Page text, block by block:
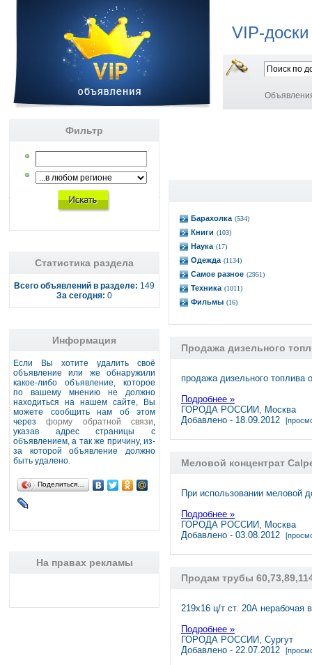
VIP-
Фильтр
Статистика раздела
Всего объявлений в разделе: 149
За сегодня: 0
Информация
Если Вы хотите удалить своё
объявление или же обнаружили
какое-либо объявление, которое
по вашему мнению не должно
находиться на нашем сайте, Вы
можете сообщить нам об этом
черезформу обратной связи,
указав адрес страницы с
объявлением, а так же причину, из-
за которой объявление должно
быть удалено.
Поделиться…
На правах рекламы
Барахолка (534)
Книги (103)
Наука (17)
Одежда (1134)
Самое разное (2951)
Техника (1011)
Фильмы (16)
Продажа дизельного
продажа дизельного топлива
Подробнее »
ГОРОДА РОССИИ, Москва
Добавлено - 18.09.2012
Меловой концентрат
При использовании меловой
Подробнее »
ГОРОДА РОССИИ, Москва
Добавлено - 03.08.2012
Продам трубы
219х16 ц/т ст. 20А нерабочая
Подробнее »
ГОРОДА РОССИИ, Сургут
Добавлено - 22.07.2012